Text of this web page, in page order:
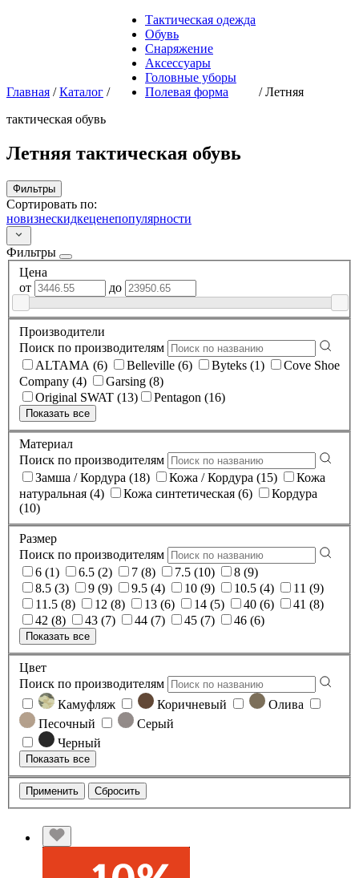
Главная /Каталог /
Тактическая одежда
Обувь
Снаряжение
Аксессуары
Головные уборы
Полевая форма
/Летняя
тактическая обувь
Летняя тактическая обувь
Фильтры
Сортировать по:
новизнескидкеценепопулярности
Фильтры
Цена
от
до
Производители
Поиск по производителям
ALTAMA (6)
Belleville (6) Byteks (1)
Cove Shoe
Company (4)
Garsing (8)
Original SWAT (13)
Pentagon (16)
Показать все
Материал
Поиск по производителям
Замша / Кордура (18)
Кожа / Кордура (15)
Кожа
натуральная (4)
Кожа синтетическая (6)
Кордура
(10)
Размер
Поиск по производителям
6 (1)
6.5 (2) 7 (8) 7.5 (10)
8 (9)
8.5 (3)
9 (9) 9.5 (4) 10 (9) 10.5 (4)
11 (9)
11.5 (8)
12 (8) 13 (6) 14 (5) 40 (6)
41 (8)
42 (8)
43 (7) 44 (7) 45 (7) 46 (6)
Показать все
Цвет
Поиск по производителям
Камуфляж
Коричневый
Олива
Песочный
Серый
Черный
Показать все
Применить Сбросить